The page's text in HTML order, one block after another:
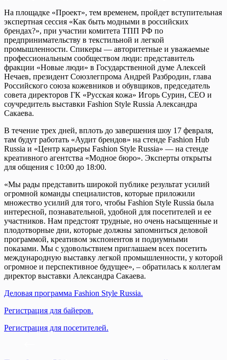
На площадке «Проект», тем временем, пройдет вступительная
экспертная сессия «Как быть модными в российских
брендах?», при участии комитета ТПП РФ по
предпринимательству в текстильной и легкой
промышленности. Спикеры — авторитетные и уважаемые
профессиональным сообществом люди: представитель
фракции «Новые люди» в Государственной думе Алексей
Нечаев, президент Союзлегпрома Андрей Разбродин, глава
Российского союза кожевников и обувщиков, председатель
совета директоров ГК «Русская кожа» Игорь Сурин, СЕО и
соучредитель выставки Fashion Style Russia Александра
Сакаева.
В течение трех дней, вплоть до завершения шоу 17 февраля,
там будут работать «Аудит брендов» на стенде Fashion Hub
Russia и «Центр карьеры Fashion Style Russia» — на стенде
креативного агентства «Модное бюро». Эксперты открыты
для общения с 10:00 до 18:00.
«Мы рады представить широкой публике результат усилий
огромной команды специалистов, которые приложили
множество усилий для того, чтобы Fashion Style Russia была
интересной, познавательной, удобной для посетителей и ее
участников. Нам предстоят трудные, но очень насыщенные и
плодотворные дни, которые должны запомниться деловой
программой, креативом экспонентов и подиумными
показами. Мы с удовольствием приглашаем всех посетить
международную выставку легкой промышленности, у которой
огромное и перспективное будущее», – обратилась к коллегам
директор выставки Александра Сакаева.
Деловая программа Fashion Style Russia.
Регистрация для байеров.
Регистрация для посетителей.